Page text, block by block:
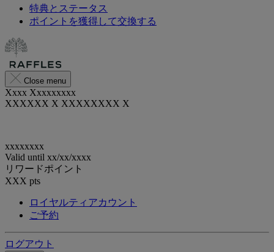
特典とステータス
ポイントを獲得して交換する
Close menu
Xxxx Xxxxxxxxx
XXXXXX X XXXXXXXX X
xxxxxxxx
Valid until xx/xx/xxxx
リワードポイント
XXX pts
ロイヤルティアカウント
ご予約
ログアウト